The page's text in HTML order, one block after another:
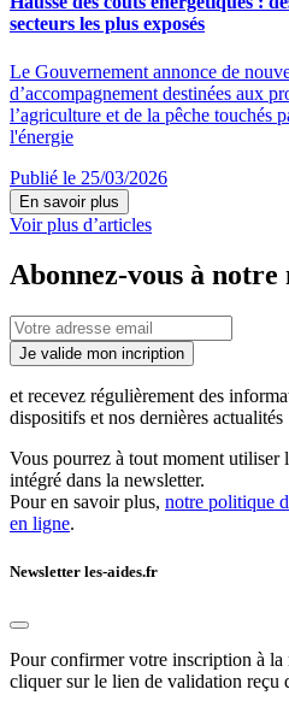
secteurs les plus exposés
Le Gouvernement annonce de
d’accompagnement destinées aux
l’agriculture et de la pêche touchés
l'énergie
Publié le 25/03/2026
En savoir plus
Voir plus d’articles
Abonnez-vous à notre
Je valide mon incription
et recevez régulièrement des
dispositifs et nos dernières actualités
Vous pourrez à tout moment utiliser
intégré dans la newsletter.
Pour en savoir plus, notre politique
en ligne.
Newsletter les-aides.fr
Pour confirmer votre inscription à la
cliquer sur le lien de validation reçu